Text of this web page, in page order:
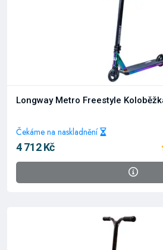
Longway Metro Freestyle
Čekáme na naskladnění
4 712 Kč